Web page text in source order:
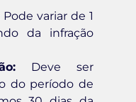
Pode variar de 1
da infração
Deve ser
do período de